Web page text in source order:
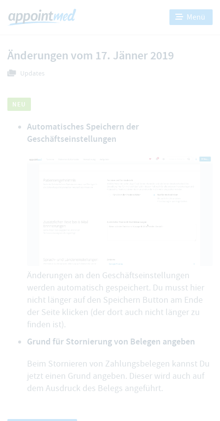
Menü
Änderungen vom 17. Jänner 2019
Updates
NEU
Automatisches Speichern der
Geschäftseinstellungen
Änderungen an den Geschäftseinstellungen
werden automatisch gespeichert. Du musst hier
nicht länger auf den Speichern Button am Ende
der Seite klicken (der dort auch nicht länger zu
finden ist).
Grund für Stornierung von Belegen angeben
Beim Stornieren von Zahlungsbelegen kannst Du
jetzt einen Grund angeben. Dieser wird auch auf
dem Ausdruck des Belegs angeführt.